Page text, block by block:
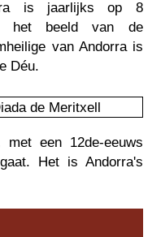
is jaarlijks op 8
het beeld van de
van Andorra is
Déu.
een 12de-eeuws
Het is Andorra's